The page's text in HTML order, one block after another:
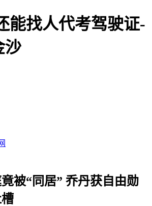
能找人代考驾驶证-
沙
被“同居” 乔丹获自由勋